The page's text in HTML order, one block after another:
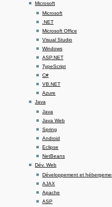
Microsoft
Microsoft
.NET
Microsoft Office
Visual Studio
Windows
ASP.NET
TypeScript
C#
VB.NET
Azure
Java
Java
Java Web
Spring
Android
Eclipse
NetBeans
Dév. Web
Développement et
AJAX
Apache
ASP